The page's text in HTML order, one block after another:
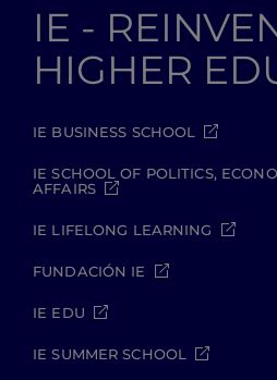
IE -
HIGHER
IE BUSINESS SCHOOL
IE SCHOOL OF POLITICS,
AFFAIRS
IE LIFELONG LEARNING
FUNDACIÓN IE
IE EDU
IE SUMMER SCHOOL